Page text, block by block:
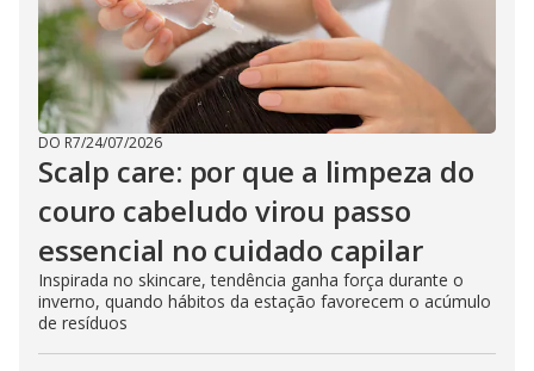
DO R7/24/07/2026
Scalp care: por que a limpeza do
couro cabeludo virou passo
essencial no cuidado capilar
Inspirada no skincare, tendência ganha força durante o
inverno, quando hábitos da estação favorecem o acúmulo
de resíduos